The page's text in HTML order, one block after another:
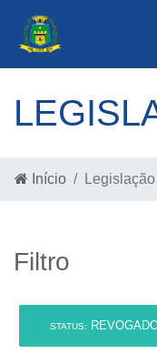
Início Legislação
Filtro
STATUS: